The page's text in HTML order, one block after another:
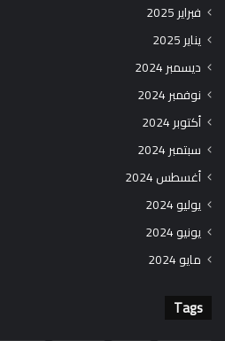
فبراير 2025
يناير 2025
ديسمبر 2024
نوفمبر 2024
أكتوبر 2024
سبتمبر 2024
أغسطس 2024
يوليو 2024
يونيو 2024
مايو 2024
Tags